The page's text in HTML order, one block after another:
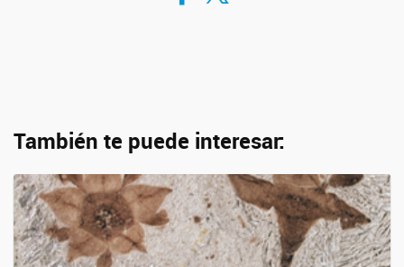
También te puede interesar: